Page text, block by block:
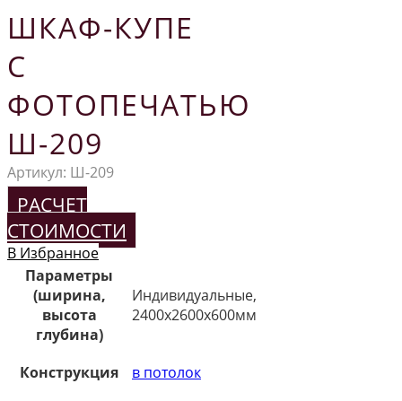
ШКАФ-КУПЕ
С
ФОТОПЕЧАТЬЮ
Ш-209
Артикул: Ш-209
РАСЧЕТ
СТОИМОСТИ
В Избранное
Параметры
(ширина,
высота
глубина)
Индивидуальные,
2400х2600х600мм
Конструкция в потолок